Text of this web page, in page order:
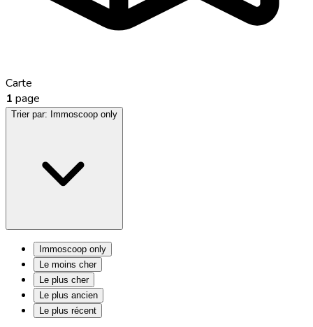
Carte
1 page
Trier par: Immoscoop only
Immoscoop only
Le moins cher
Le plus cher
Le plus ancien
Le plus récent